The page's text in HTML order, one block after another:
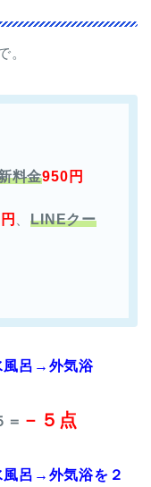
。
料金950円
、LINEクー
呂→外気浴
＝ －５点
呂→外気浴を２